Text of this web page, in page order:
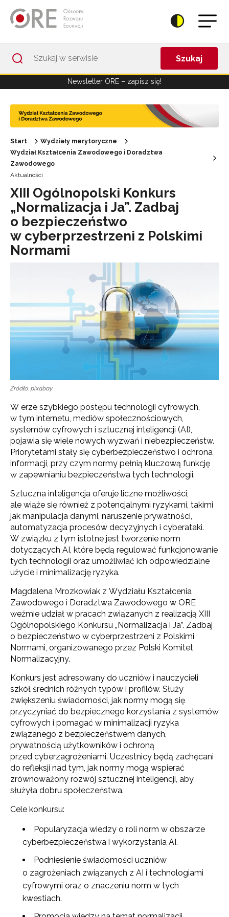
Szukaj
Newsletter ORE – zapisz się!
Start
Wydziały merytoryczne
Wydział Kształcenia Zawodowego i Doradztwa
Zawodowego
Aktualności
XIII Ogólnopolski Konkurs
„Normalizacja i Ja”. Zadbaj
o bezpieczeństwo
w cyberprzestrzeni z Polskimi
Normami
Źródło: pixabay
W erze szybkiego postępu technologii cyfrowych,
w tym internetu, mediów społecznościowych,
systemów cyfrowych i sztucznej inteligencji (AI),
pojawia się wiele nowych wyzwań i niebezpieczeństw.
Priorytetami stały się cyberbezpieczeństwo i ochrona
informacji, przy czym normy pełnią kluczową funkcję
w zapewnianiu bezpieczeństwa tych technologii.
Sztuczna inteligencja oferuje liczne możliwości,
ale wiąże się również z potencjalnymi ryzykami, takimi
jak manipulacja danymi, naruszenie prywatności,
automatyzacja procesów decyzyjnych i cyberataki.
W związku z tym istotne jest tworzenie norm
dotyczących AI, które będą regulować funkcjonowanie
tych technologii oraz umożliwiać ich odpowiedzialne
użycie i minimalizację ryzyka.
Magdalena Mrozkowiak z Wydziału Kształcenia
Zawodowego i Doradztwa Zawodowego w ORE
weźmie udział w pracach związanych z realizacją XIII
Ogólnopolskiego Konkursu „Normalizacja i Ja”. Zadbaj
o bezpieczeństwo w cyberprzestrzeni z Polskimi
Normami, organizowanego przez Polski Komitet
Normalizacyjny.
Konkurs jest adresowany do uczniów i nauczycieli
szkół średnich różnych typów i profilów. Służy
zwiększeniu świadomości, jak normy mogą się
przyczyniać do bezpiecznego korzystania z systemów
cyfrowych i pomagać w minimalizacji ryzyka
związanego z bezpieczeństwem danych,
prywatnością użytkowników i ochroną
przed cyberzagrożeniami. Uczestnicy będą zachęcani
do refleksji nad tym, jak normy mogą wspierać
zrównoważony rozwój sztucznej inteligencji, aby
służyła dobru społeczeństwa.
Cele konkursu:
Popularyzacja wiedzy o roli norm w obszarze
cyberbezpieczeństwa i wykorzystania AI.
Podniesienie świadomości uczniów
o zagrożeniach związanych z AI i technologiami
cyfrowymi oraz o znaczeniu norm w tych
kwestiach.